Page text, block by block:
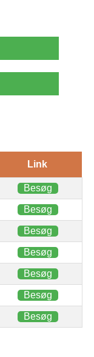
Link
Besøg
Besøg
Besøg
Besøg
Besøg
Besøg
Besøg